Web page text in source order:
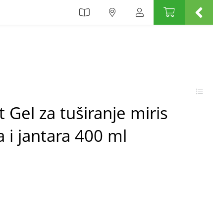
Gel za tuširanje miris
i jantara 400 ml